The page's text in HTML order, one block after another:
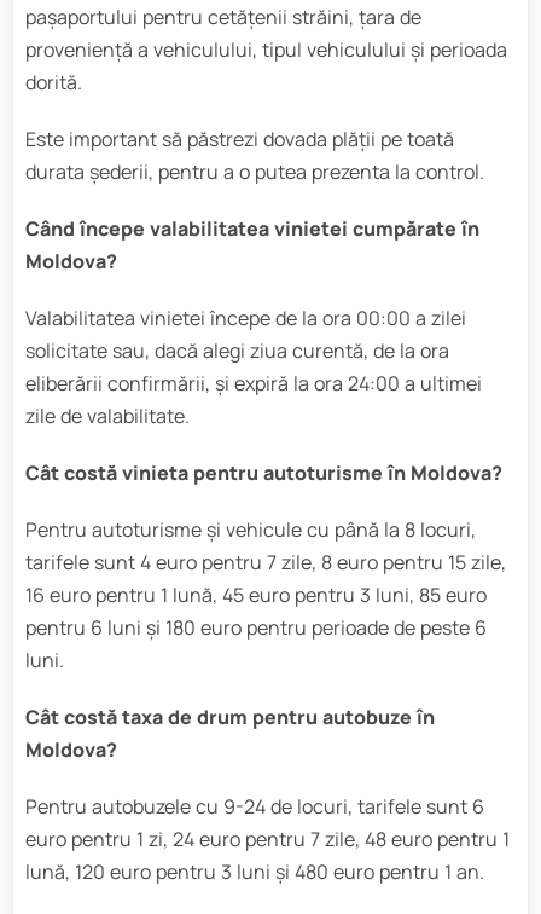
pașaportului pentru cetățenii străini, țara de
proveniență a vehiculului, tipul vehiculului și perioada
dorită.
Este important să păstrezi dovada plății pe toată
durata șederii, pentru a o putea prezenta la control.
Când începe valabilitatea vinietei cumpărate în
Moldova?
Valabilitatea vinietei începe de la ora 00:00 a zilei
solicitate sau, dacă alegi ziua curentă, de la ora
eliberării confirmării, și expiră la ora 24:00 a ultimei
zile de valabilitate.
Cât costă vinieta pentru autoturisme în Moldova?
Pentru autoturisme și vehicule cu până la 8 locuri,
tarifele sunt 4 euro pentru 7 zile, 8 euro pentru 15 zile,
16 euro pentru 1 lună, 45 euro pentru 3 luni, 85 euro
pentru 6 luni și 180 euro pentru perioade de peste 6
luni.
Cât costă taxa de drum pentru autobuze în
Moldova?
Pentru autobuzele cu 9-24 de locuri, tarifele sunt 6
euro pentru 1 zi, 24 euro pentru 7 zile, 48 euro pentru 1
lună, 120 euro pentru 3 luni și 480 euro pentru 1 an.